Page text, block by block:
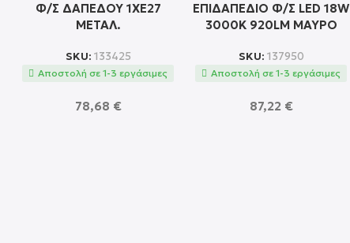
Φ/Σ ΔΑΠΕΔΟΥ 1ΧΕ27
ΜΕΤΑΛ.
ΑΜΠΑΖ. Φ40Χ157CM
BASILICO
SKU: 133425
Αποστολή σε 1-3 εργάσιμες
78,68 €
ΕΠΙΔΑΠΕΔΙΟ Φ/Σ LED 18W
3000K 920LM ΜΑΥΡΟ
ΑΦΗΣ D18ΧD1,8ΧΗ146CM
AVENUE
SKU: 137950
Αποστολή σε 1-3 εργάσιμες
87,22 €